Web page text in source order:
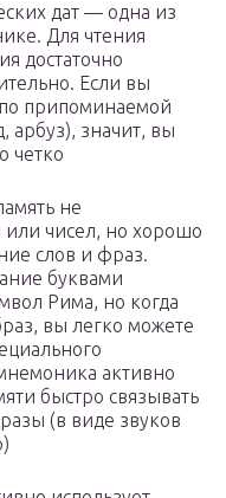
дат — одна из
Для чтения
достаточно
Если вы
припоминаемой
арбуз), значит, вы
четко
не
или чисел, но хорошо
слов и фраз.
буквами
Рима, но когда
вы легко можете
активно
быстро связывать
(в виде звуков